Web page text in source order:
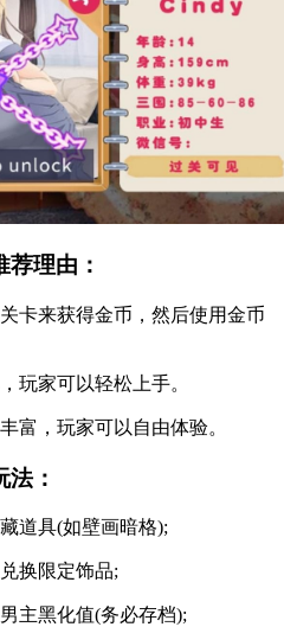
理由：
来获得金币，然后使用金币
家可以轻松上手。
，玩家可以自由体验。
：
道具(如壁画暗格);
换限定饰品;
黑化值(务必存档);